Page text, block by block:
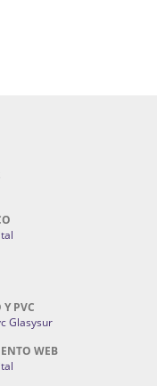
PVC
Glasysur
WEB